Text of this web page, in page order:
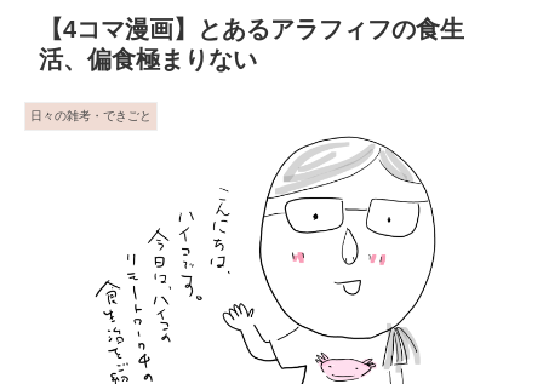
【4コマ漫画】とあるアラフィフの食生
活、偏食極まりない
日々の雑考・できごと